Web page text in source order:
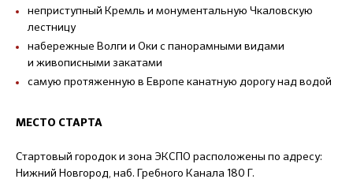
неприступный Кремль и монументальную Чкаловскую
лестницу
набережные Волги и Оки с панорамными видами
и живописными закатами
самую протяженную в Европе канатную дорогу над водой
МЕСТО СТАРТА
Стартовый городок и зона ЭКСПО расположены по адресу:
Нижний Новгород, наб. Гребного Канала 180 Г.